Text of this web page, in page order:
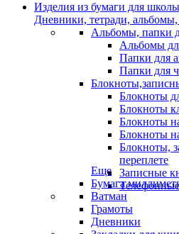
Изделия из бумаги для школы
Дневники, тетради, альбомы,
Альбомы, папки
Альбомы
Папки для
Папки для
Блокноты
Блокноты
Блокноты
Блокноты
Блокноты,
переплете
Записные
Еще
Бумага
Ватман
Грамоты
Дневники